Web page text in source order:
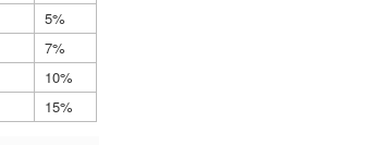
5%
7%
10%
15%